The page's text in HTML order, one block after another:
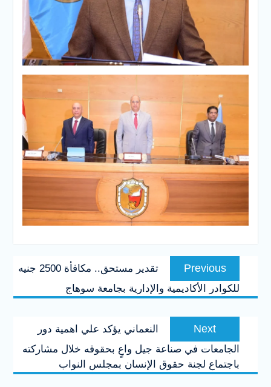
تصفّح
المقالاتPrevious
post:
تقدير مستحق.. مكافأة 2500 جنيه
للكوادر الأكاديمية والإدارية بجامعة سوهاج
Next
Next
post:
النعماني يؤكد علي اهمية دور
الجامعات في صناعة جيل واعٍ بحقوقه خلال مشاركته
باجتماع لجنة حقوق الإنسان بمجلس النواب